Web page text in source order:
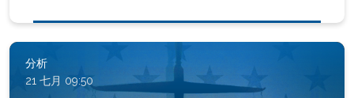
分析
21 七月 09:50